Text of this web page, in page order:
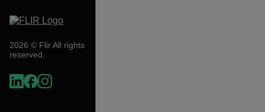
2026 © Flir All rights
reserved.